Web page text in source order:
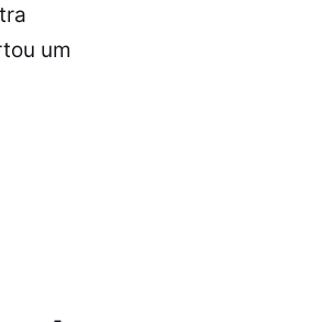
um